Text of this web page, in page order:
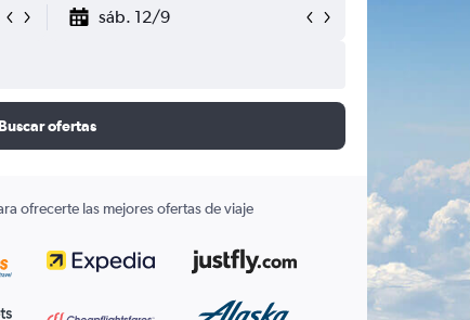
sáb. 12/9
ofertas
ofrecerte las mejores ofertas de viaje